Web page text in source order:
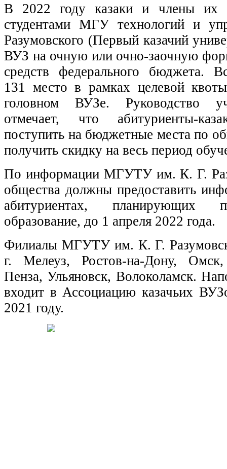
В 2022 году казаки и члены их
студентами МГУ технологий и
Разумовского (Первый казачий
ВУЗ на очную или очно-заочную
средств федерального бюджета.
131 место в рамках целевой
головном ВУЗе. Руководство
отмечает, что абитуриенты-
поступить на бюджетные места по
получить скидку на весь период
По информации МГУТУ им. К. Г.
общества должны предоставить
абитуриентах, планирующих
образование, до 1 апреля 2022 года.
Филиалы МГУТУ им. К. Г.
г. Мелеуз, Ростов-на-Дону,
Пенза, Ульяновск, Волоколамск.
входит в Ассоциацию казачьих
2021 году.